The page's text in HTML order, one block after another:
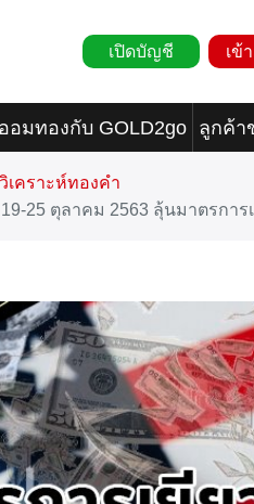
เปิดบัญชี เข้
ออมทองกับ GOLD2go ลูกค้า
เคราะห์ทองคำ
25 ตุลาคม 2563 ลุ้นมาตรการ